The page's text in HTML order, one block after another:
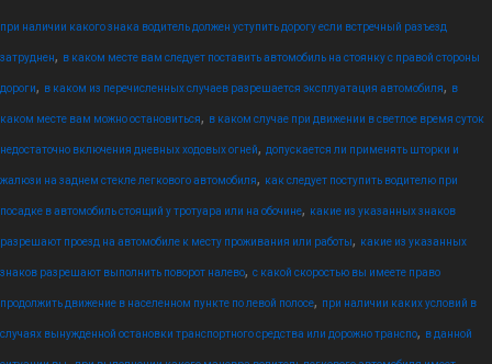
при наличии какого знака водитель должен уступить дорогу если встречный разъезд
затруднен, в каком месте вам следует поставить автомобиль на стоянку с правой стороны
дороги, в каком из перечисленных случаев разрешается эксплуатация автомобиля, в
каком месте вам можно остановиться, в каком случае при движении в светлое время суток
недостаточно включения дневных ходовых огней, допускается ли применять шторки и
жалюзи на заднем стекле легкового автомобиля, как следует поступить водителю при
посадке в автомобиль стоящий у тротуара или на обочине, какие из указанных знаков
разрешают проезд на автомобиле к месту проживания или работы, какие из указанных
знаков разрешают выполнить поворот налево, с какой скоростью вы имеете право
продолжить движение в населенном пункте по левой полосе, при наличии каких условий в
случаях вынужденной остановки транспортного средства или дорожно транспо, в данной